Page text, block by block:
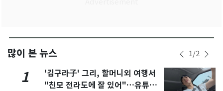
많이 본 뉴스 1/2
1
'김구라子' 그리, 할머니외 여행서
"친모 전라도에 잘 있어"…유튜브